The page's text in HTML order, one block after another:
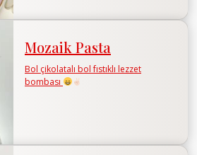
Mozaik Pasta
Bol çikolatalı bol fıstıklı lezzet
bombası